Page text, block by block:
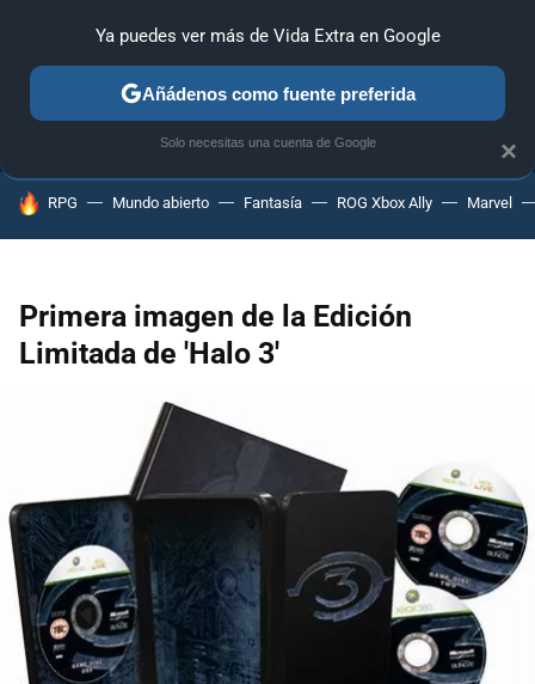
ANÁLISIS GUÍAS Y TRUCOS PC SONY NINTENDO
HOY SE HABLA DE
RPG Mundo abierto Fantasía ROG Xbox Ally Marvel
Primera imagen de la Edición
Limitada de 'Halo 3'
×
Ya puedes ver más de Vida Extra en Google
Añádenos como fuente preferida
Solo necesitas una cuenta de Google